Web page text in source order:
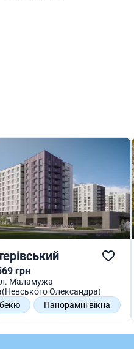
грн
Маламужа
Олександра)
Панорамні вікна